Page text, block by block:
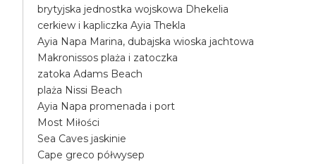
brytyjska jednostka wojskowa Dhekelia
cerkiew i kapliczka Ayia Thekla
Ayia Napa Marina, dubajska wioska jachtowa
Makronissos plaża i zatoczka
zatoka Adams Beach
plaża Nissi Beach
Ayia Napa promenada i port
Most Miłości
Sea Caves jaskinie
Cape greco półwysep